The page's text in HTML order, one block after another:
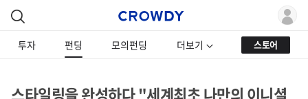
투자 펀딩 모의펀딩 더보기 스토어
스타일링을 완성하다 "세계최초 나만의 이니셜